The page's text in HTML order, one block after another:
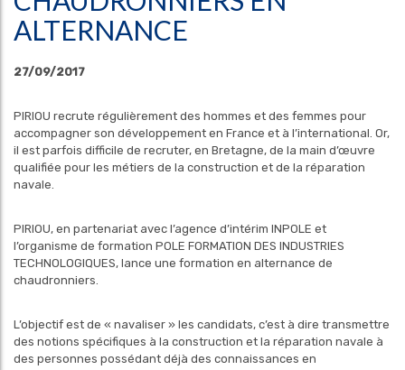
ALTERNANCE
27/09/2017
PIRIOU recrute régulièrement des hommes et des femmes pour
accompagner son développement en France et à l’international. Or,
il est parfois difficile de recruter, en Bretagne, de la main d’œuvre
qualifiée pour les métiers de la construction et de la réparation
navale.
PIRIOU, en partenariat avec l’agence d’intérim INPOLE et
l’organisme de formation POLE FORMATION DES INDUSTRIES
TECHNOLOGIQUES, lance une formation en alternance de
chaudronniers.
L’objectif est de « navaliser » les candidats, c’est à dire transmettre
des notions spécifiques à la construction et la réparation navale à
des personnes possédant déjà des connaissances en